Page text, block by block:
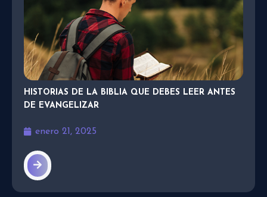
HISTORIAS DE LA BIBLIA QUE DEBES LEER ANTES
DE EVANGELIZAR
enero 21, 2025